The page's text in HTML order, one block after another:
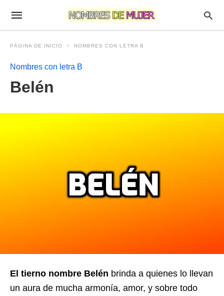
PÁGINA DE INICIO NOMBRES CON LETRA B
Nombres con letra B
Belén
El tierno nombre Belén brinda a quienes lo llevan
un aura de mucha armonía, amor, y sobre todo